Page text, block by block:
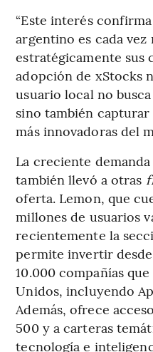
“Este interés
argentino es cada
estratégicamente sus
adopción de xStocks
usuario local no
sino también capturar
más innovadoras del
La creciente
también llevó a otras
oferta. Lemon, que
millones de usuarios
recientemente la
permite invertir
10.000 compañías
Unidos, incluyendo
Además, ofrece
500 y a carteras
tecnología e